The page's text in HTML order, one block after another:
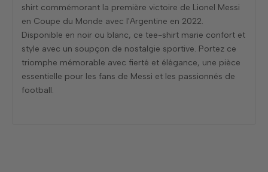
shirt commémorant la première victoire de Lionel Messi
en Coupe du Monde avec l'Argentine en 2022.
Disponible en noir ou blanc, ce tee-shirt marie confort et
style avec un soupçon de nostalgie sportive. Portez ce
triomphe mémorable avec fierté et élégance, une pièce
essentielle pour les fans de Messi et les passionnés de
football.